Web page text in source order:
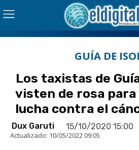
GUÍA DE
Los taxistas de
visten de rosa
lucha contra el
Dux Garuti 15/10/2020 15:00
Actualizado: 10/05/2022 09:05